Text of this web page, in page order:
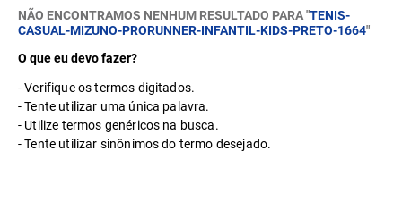
NÃO ENCONTRAMOS NENHUM RESULTADO PARA "TENIS-
CASUAL-MIZUNO-PRORUNNER-INFANTIL-KIDS-PRETO-1664"
O que eu devo fazer?
Verifique os termos digitados.
Tente utilizar uma única palavra.
Utilize termos genéricos na busca.
Tente utilizar sinônimos do termo desejado.